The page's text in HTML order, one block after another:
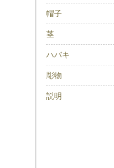
帽子
茎
ハバキ
彫物
説明